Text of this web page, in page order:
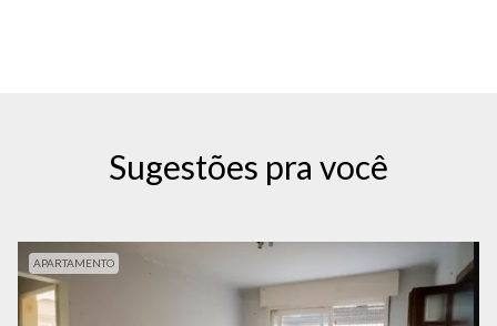
Sugestões pra você
APARTAMENTO